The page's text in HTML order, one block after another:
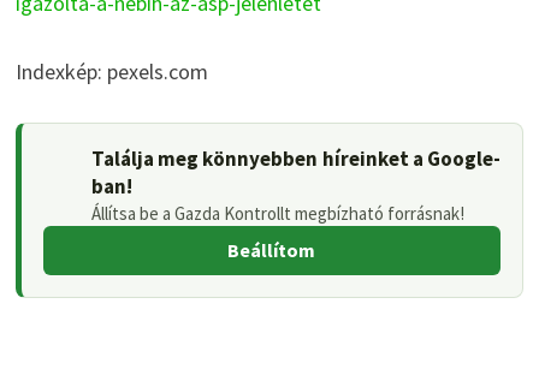
Indexkép: pexels.com
Találja meg könnyebben híreinket a Google-
ban!
Állítsa be a Gazda Kontrollt megbízható forrásnak!
Beállítom